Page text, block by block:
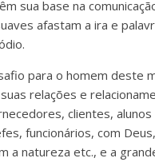
sua base na
afastam a ira e
para o homem deste
relações e
clientes,
funcionários, com
a natureza etc., e a